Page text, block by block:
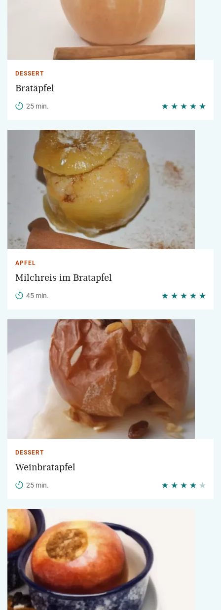
DESSERT
Bratäpfel
25 min.
APFEL
Milchreis im Bratapfel
45 min.
DESSERT
Weinbratapfel
25 min.